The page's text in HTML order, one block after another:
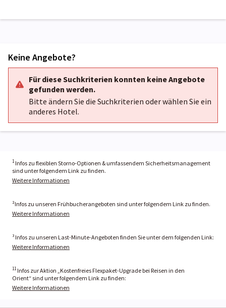
Keine Angebote?
Für diese Suchkriterien konnten keine Angebote
gefunden werden.
Bitte ändern Sie die Suchkriterien oder wählen Sie ein
anderes Hotel.
1 Infos zu flexiblen Storno-Optionen & umfassendem Sicherheitsmanagement
sind unter folgendem Link zu finden.
Weitere Informationen
²Infos zu unseren Frühbucherangeboten sind unter folgendem Link zu finden.
Weitere Informationen
³ Infos zu unseren Last-Minute-Angeboten finden Sie unter dem folgenden Link:
Weitere Informationen
11 Infos zur Aktion „Kostenfreies Flexpaket-Upgrade bei Reisen in den
Orient“ sind unter folgendem Link zu finden:
Weitere Informationen